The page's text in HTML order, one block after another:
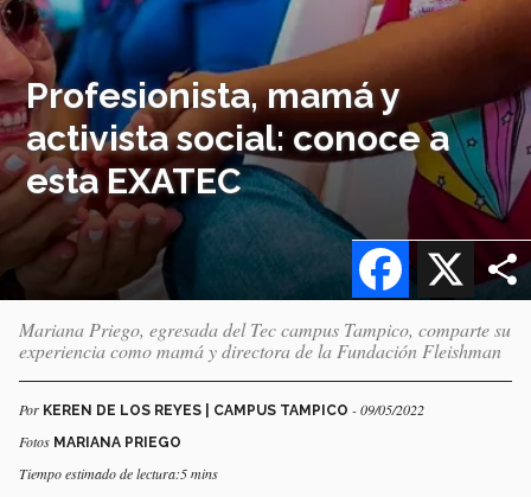
Profesionista, mamá y
activista social: conoce a
esta EXATEC
X
Facebook
Mariana Priego, egresada del Tec campus Tampico, comparte su
experiencia como mamá y directora de la Fundación Fleishman
Por KEREN DE LOS REYES | CAMPUS TAMPICO - 09/05/2022
Fotos MARIANA PRIEGO
Tiempo estimado de lectura:5 mins